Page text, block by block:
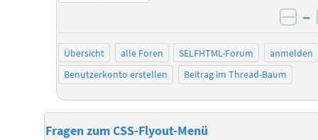
–
Übersicht alle Foren SELFHTML-Forum
anmelden
Benutzerkonto erstellen
Beitrag im Thread-Baum
Fragen zum CSS-Flyout-Menü